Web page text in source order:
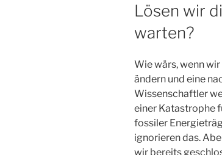
Lösen wir
warten?
Wie wärs, wenn
ändern und eine
Wissenschaftler
einer Katastrophe
fossiler
ignorieren das.
wir bereits